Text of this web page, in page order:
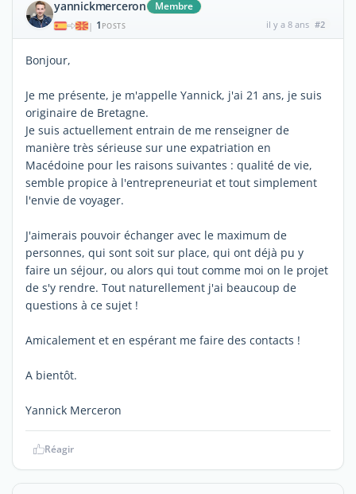
yannickmerceron Membre
| 1 POSTS il y a 8 ans #2
Bonjour,
Je me présente, je m'appelle Yannick, j'ai 21 ans, je suis
originaire de Bretagne.
Je suis actuellement entrain de me renseigner de
manière très sérieuse sur une expatriation en
Macédoine pour les raisons suivantes : qualité de vie,
semble propice à l'entrepreneuriat et tout simplement
l'envie de voyager.
J'aimerais pouvoir échanger avec le maximum de
personnes, qui sont soit sur place, qui ont déjà pu y
faire un séjour, ou alors qui tout comme moi on le projet
de s'y rendre. Tout naturellement j'ai beaucoup de
questions à ce sujet !
Amicalement et en espérant me faire des contacts !
A bientôt.
Yannick Merceron
Réagir